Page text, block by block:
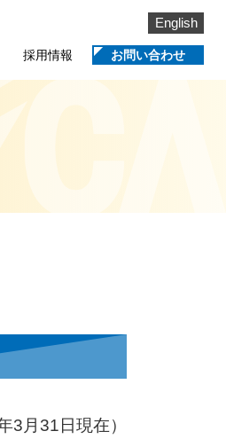
採用情報 お問い合わせ
English
3月31日現在）